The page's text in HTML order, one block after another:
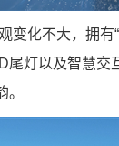
变化不大，拥
尾灯以及智慧交